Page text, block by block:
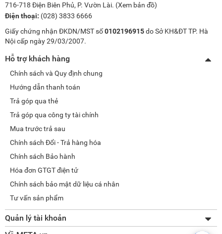
716-718 Điện Biên Phủ, P. Vườn Lài. (Xem bản đồ)
Điện thoại: (028) 3833 6666
Giấy chứng nhận ĐKDN/MST số0102196915do Sở KH&ĐT TP. Hà
Nội cấp ngày 29/03/2007.
Hỗ trợ khách hàng
Chính sách và Quy định chung
Hướng dẫn thanh toán
Trả góp qua thẻ
Trả góp qua công ty tài chính
Mua trước trả sau
Chính sách Đổi - Trả hàng hóa
Chính sách Bảo hành
Hóa đơn GTGT điện tử
Chính sách bảo mật dữ liệu cá nhân
Tư vấn sản phẩm
Quản lý tài khoản